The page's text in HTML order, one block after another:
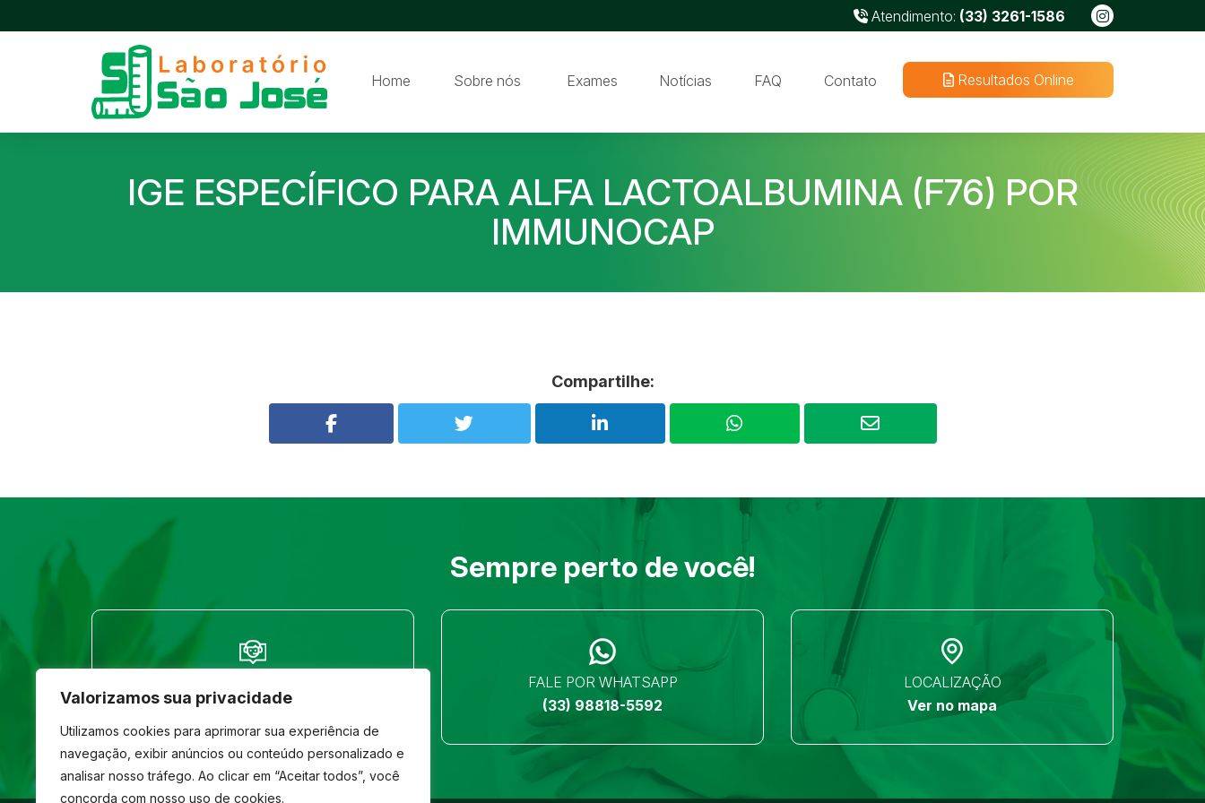
Valorizamos sua privacidade
Utilizamos cookies para aprimorar sua experiência de
navegação, exibir anúncios ou conteúdo personalizado e
analisar nosso tráfego. Ao clicar em “Aceitar todos”, você
concorda com nosso uso de cookies.
Atendimento: (33) 3261-1586
Home Sobre nós Exames Notícias FAQ Contato Resultados Online
IGE ESPECÍFICO PARA ALFA LACTOALBUMINA (F76) POR
IMMUNOCAP
Compartilhe:
Sempre perto de você!
(33) 3261-1586
FALE POR WHATSAPP
(33) 98818-5592
LOCALIZAÇÃO
Ver no mapa